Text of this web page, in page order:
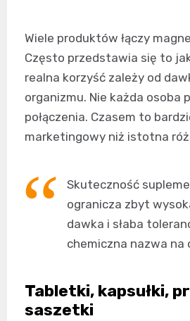
Wiele produktów łączy
Często przedstawia się to
realna korzyść zależy od
organizmu. Nie każda osoba
połączenia. Czasem to
marketingowy niż istotna
Skuteczność
ogranicza zbyt
dawka i słaba
chemiczna nazwa na
Tabletki, kapsułki,
saszetki